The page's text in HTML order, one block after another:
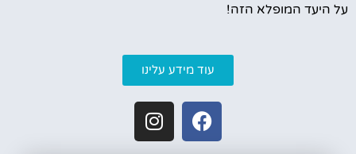
על היעד המופלא הזה!
עוד מידע עלינו